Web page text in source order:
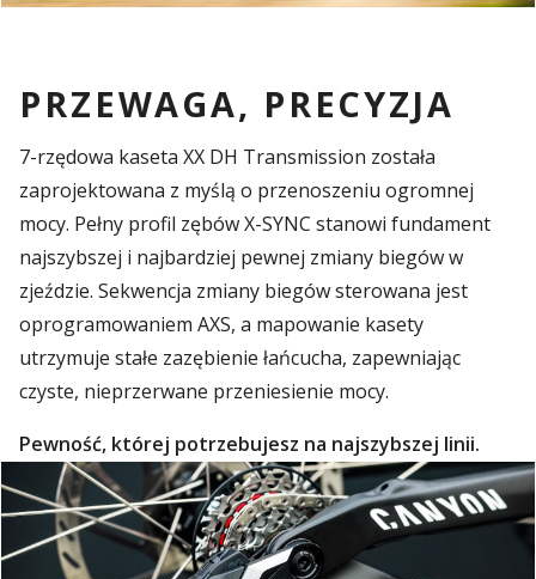
PRZEWAGA, PRECYZJA
7-rzędowa kaseta XX DH Transmission została
zaprojektowana z myślą o przenoszeniu ogromnej
mocy. Pełny profil zębów X-SYNC stanowi fundament
najszybszej i najbardziej pewnej zmiany biegów w
zjeździe. Sekwencja zmiany biegów sterowana jest
oprogramowaniem AXS, a mapowanie kasety
utrzymuje stałe zazębienie łańcucha, zapewniając
czyste, nieprzerwane przeniesienie mocy.
Pewność, której potrzebujesz na najszybszej linii.